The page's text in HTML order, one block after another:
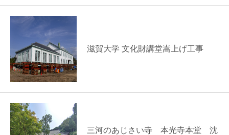
滋賀大学 文化財講堂嵩上げ工事
三河のあじさい寺 本光寺本堂 沈